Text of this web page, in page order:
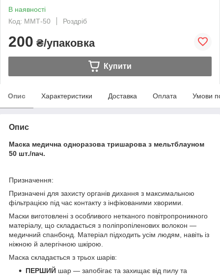
В наявності
Код: ММТ-50
Роздріб
200 ₴/упаковка
Купити
Опис Характеристики Доставка Оплата Умови
Опис
Маска медична одноразова тришарова з мельтблауном
50 шт./пач.
Призначення:
Призначені для захисту органів дихання з максимальною
фільтрацією під час контакту з інфікованими хворими.
Маски виготовлені з особливого нетканого повітропроникного
матеріалу, що складається з поліпропіленових волокон —
медичний спанбонд. Матеріал підходить усім людям, навіть із
ніжною й алергічною шкірою.
Маска складається з трьох шарів:
ПЕРШИЙ шар — запобігає та захищає від пилу та